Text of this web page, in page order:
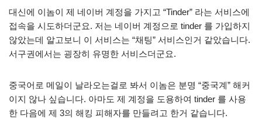
대신에 이놈이 제 네이버 계정을 가지고 “Tinder” 라는 서비스에
접속을 시도하더군요. 저는 네이버 계정으로 tinder 를 가입하지
않았는데 알고보니 이 서비스는 “채팅” 서비스인거 같았습니다.
서구권에서는 굉장히 유명한 서비스더군요.
중국어로 메일이 날라오는걸로 봐서 이놈은 분명 “중국계” 해커
이지 않나 싶습니다. 아마도 제 계정을 도용하여 tinder 를 사용
한 다음에 제 3의 해킹 피해자를 만들려고 한거 같습니다.